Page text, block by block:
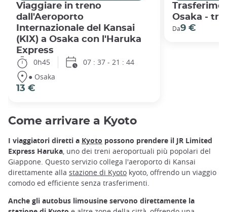
Viaggiare in treno
dall'Aeroporto
Internazionale del Kansai
(KIX) a Osaka con l'Haruka
Express
0h45
07 : 37 - 21 : 44
● Osaka
13 €
Osaka -
Da9 €
Come arrivare a Kyoto
I viaggiatori diretti a Kyoto possono prendere il JR Limited
Express Haruka , uno dei treni aeroportuali più popolari del
Giappone. Questo servizio collega l'aeroporto di Kansai
direttamente alla stazione di Kyoto kyoto, offrendo un viaggio
comodo ed efficiente senza trasferimenti.
Anche gli autobus limousine servono direttamente la